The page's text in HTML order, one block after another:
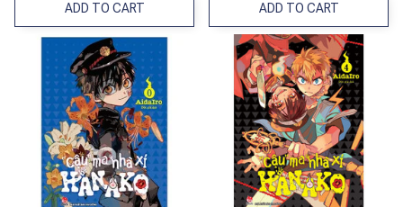
ADD TO CART ADD TO CART